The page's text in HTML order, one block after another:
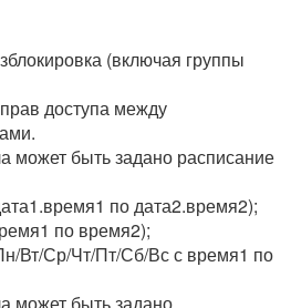
(включая группы
доступа между
может быть задано расписание
по дата2.время2);
по время2);
Вт/Ср/Чт/Пт/Сб/Вс с время1 по